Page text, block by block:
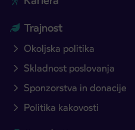
Trajnost
Okoljska politika
Skladnost poslovanja
Sponzorstva in donacije
Politika kakovosti